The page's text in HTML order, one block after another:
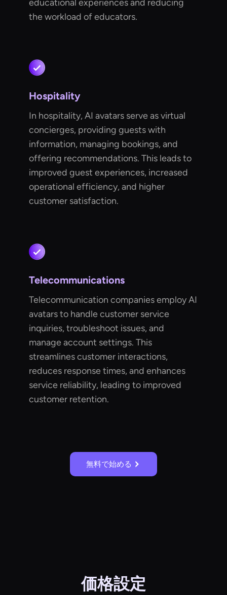
educational experiences and reducing
the workload of educators.
Hospitality
In hospitality, AI avatars serve as virtual
concierges, providing guests with
information, managing bookings, and
offering recommendations. This leads to
improved guest experiences, increased
operational efficiency, and higher
customer satisfaction.
Telecommunications
Telecommunication companies employ AI
avatars to handle customer service
inquiries, troubleshoot issues, and
manage account settings. This
streamlines customer interactions,
reduces response times, and enhances
service reliability, leading to improved
customer retention.
無料で始める
価格設定